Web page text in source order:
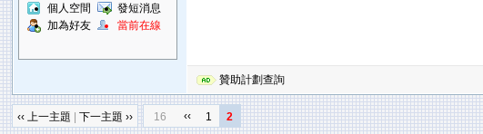
個人空間
發短消息
加為好友
當前在線
贊助計劃查詢
‹‹ 上一主題 |下一主題 ›› 16 ‹‹ 1 2